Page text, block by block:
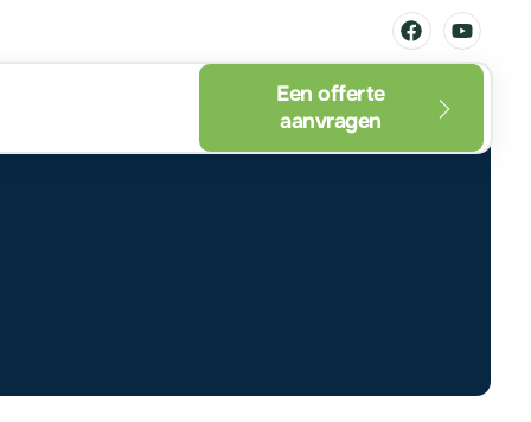
Een offerte
aanvragen